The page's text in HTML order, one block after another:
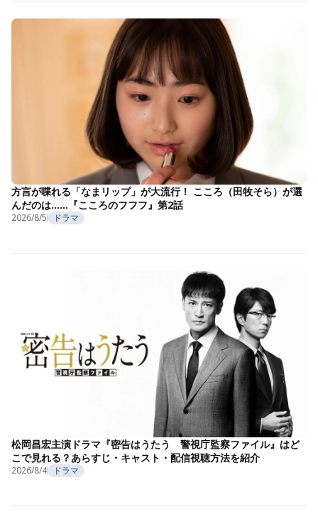
方言が喋れる「なまリップ」が大流行！ こころ（田牧そら）が選
んだのは……『こころのフフフ』第2話
2026/8/5 ドラマ
松岡昌宏主演ドラマ『密告はうたう 警視庁監察ファイル』はど
こで見れる？あらすじ・キャスト・配信視聴方法を紹介
2026/8/4 ドラマ